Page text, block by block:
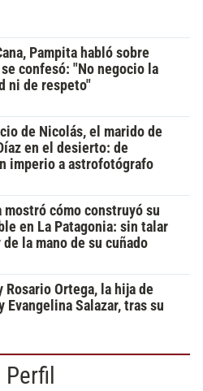
Pampita habló sobre
confesó: "No negocio la
ni de respeto"
de Nicolás, el marido de
en el desierto: de
imperio a astrofotógrafo
mostró cómo construyó su
en La Patagonia: sin talar
la mano de su cuñado
Rosario Ortega, la hija de
Evangelina Salazar, tras su